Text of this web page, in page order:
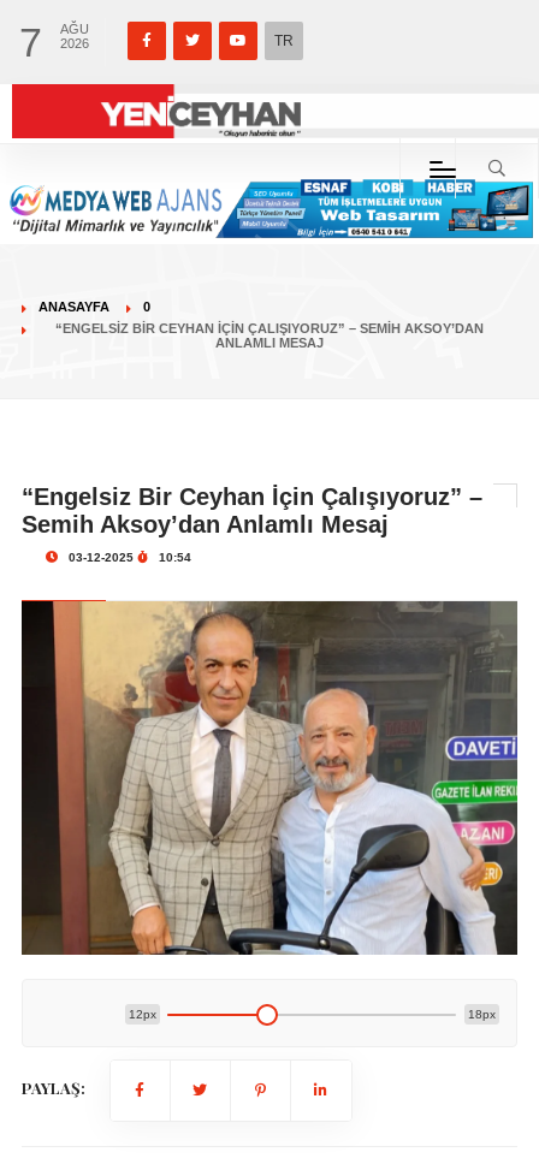
7
AĞU
2026
TR
ANASAYFA
0
“ENGELSIZ BIR CEYHAN İÇIN ÇALIŞIYORUZ” – SEMIH AKSOY’DAN
ANLAMLI MESAJ
“Engelsiz Bir Ceyhan İçin Çalışıyoruz” –
Semih Aksoy’dan Anlamlı Mesaj
03-12-2025 10:54
12px 18px
PAYLAŞ: